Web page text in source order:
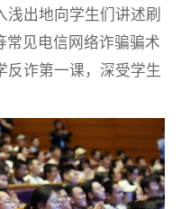
出地向学生们讲述刷
常见电信网络诈骗骗术
反诈第一课，深受学生